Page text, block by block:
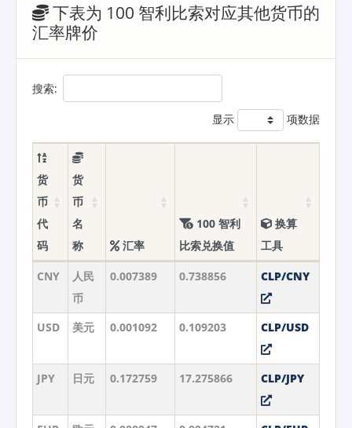
下表为 100 智利比索对应其他货币的
汇率牌价
搜索:
显示 项数据
货
币
代
码
货
币
名
称
汇率
100 智利
比索兑换值
换算
工具
CNY
人民
币
0.007389 0.738856 CLP/CNY
USD 美元 0.001092 0.109203 CLP/USD
JPY 日元 0.172759 17.275866 CLP/JPY